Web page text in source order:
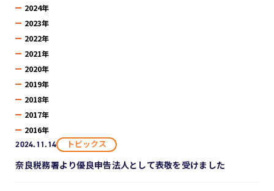
2024年
2023年
2022年
2021年
2020年
2019年
2018年
2017年
2016年
2024.11.14 トピックス
奈良税務署より優良申告法人として表敬を受けました